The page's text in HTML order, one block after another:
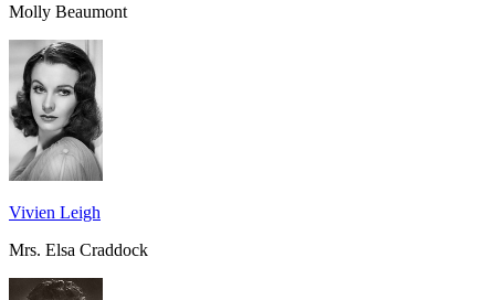
Molly Beaumont
Vivien Leigh
Mrs. Elsa Craddock